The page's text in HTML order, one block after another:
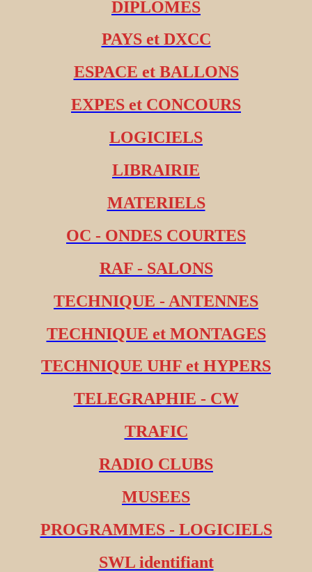
DIPLOMES
PAYS et DXCC
ESPACE et BALLONS
EXPES et CONCOURS
LOGICIELS
LIBRAIRIE
MATERIELS
OC - ONDES COURTES
RAF - SALONS
TECHNIQUE - ANTENNES
TECHNIQUE et MONTAGES
TECHNIQUE UHF et HYPERS
TELEGRAPHIE - CW
TRAFIC
RADIO CLUBS
MUSEES
PROGRAMMES - LOGICIELS
SWL identifiant